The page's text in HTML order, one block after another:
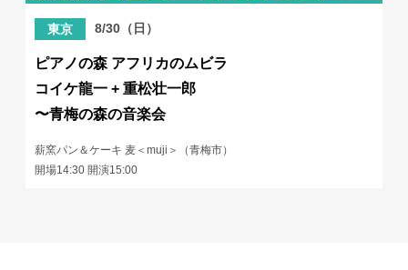
東京 8/30（日）
ピアノの森 アフリカのムビラ
コイケ龍一 + 重松壮一郎
〜青梅の森の音楽会
薪窯パン＆ケーキ 麦＜muji＞（青梅市）
開場14:30 開演15:00